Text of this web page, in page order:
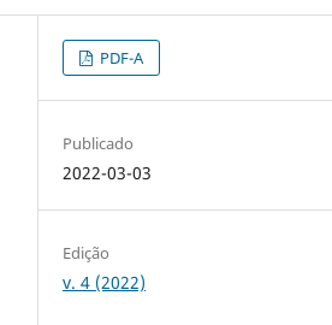
PDF-A
Publicado
2022-03-03
Edição
v. 4 (2022)